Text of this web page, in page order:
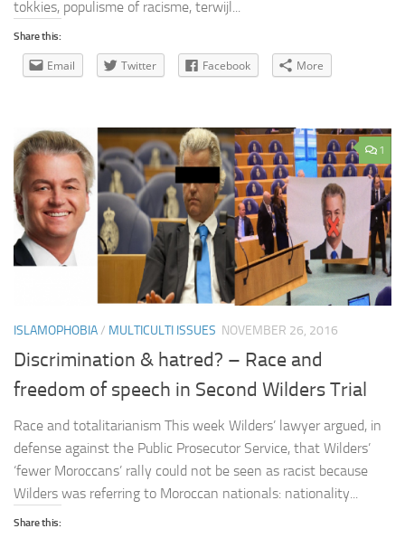
tokkies, populisme of racisme, terwijl...
Share this:
Email Twitter Facebook More
1
ISLAMOPHOBIA/ MULTICULTI ISSUES NOVEMBER 26, 2016
Discrimination & hatred? – Race and
freedom of speech in Second Wilders Trial
Race and totalitarianism This week Wilders’ lawyer argued, in
defense against the Public Prosecutor Service, that Wilders’
‘fewer Moroccans’ rally could not be seen as racist because
Wilders was referring to Moroccan nationals: nationality...
Share this: